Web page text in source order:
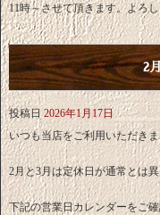
11時～させて頂きます。よろ
2
投稿日 2026年1月17日
いつも当店をご利用いただき
2月と3月は定休日が通常とは
下記の営業日カレンダーをご